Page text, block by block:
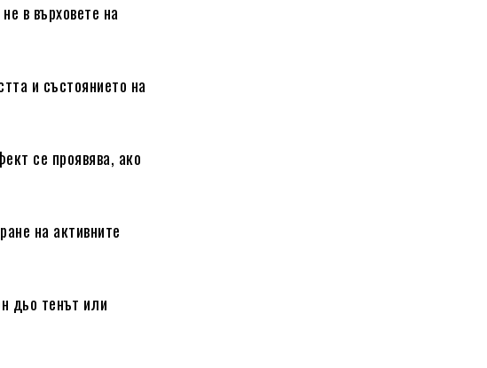
в върховете на
и състоянието на
се проявява, ако
на активните
дьо тенът или